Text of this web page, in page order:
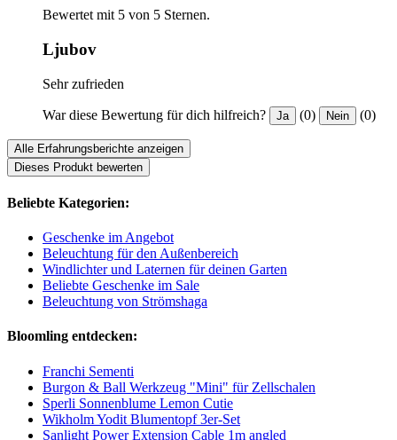
Bewertet mit 5 von 5 Sternen.
Ljubov
Sehr zufrieden
War diese Bewertung für dich hilfreich? Ja (0) Nein (0)
Alle Erfahrungsberichte anzeigen
Dieses Produkt bewerten
Beliebte Kategorien:
Geschenke im Angebot
Beleuchtung für den Außenbereich
Windlichter und Laternen für deinen Garten
Beliebte Geschenke im Sale
Beleuchtung von Strömshaga
Bloomling entdecken:
Franchi Sementi
Burgon & Ball Werkzeug "Mini" für Zellschalen
Sperli Sonnenblume Lemon Cutie
Wikholm Yodit Blumentopf 3er-Set
Sanlight Power Extension Cable 1m angled